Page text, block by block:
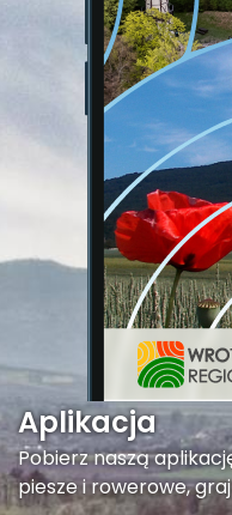
Aplikacja
Pobierz naszą
piesze i rowerowe,